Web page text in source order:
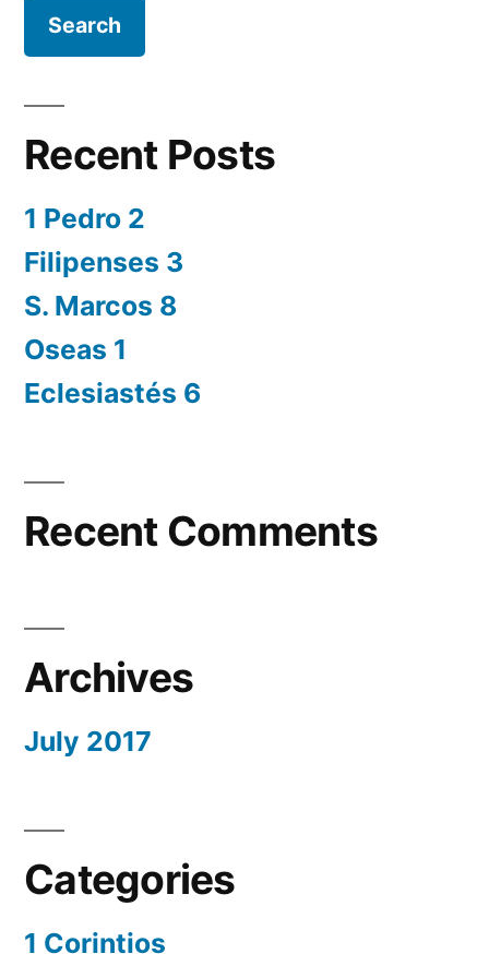
Recent Posts
1 Pedro 2
Filipenses 3
S. Marcos 8
Oseas 1
Eclesiastés 6
Recent Comments
Archives
July 2017
Categories
1 Corintios